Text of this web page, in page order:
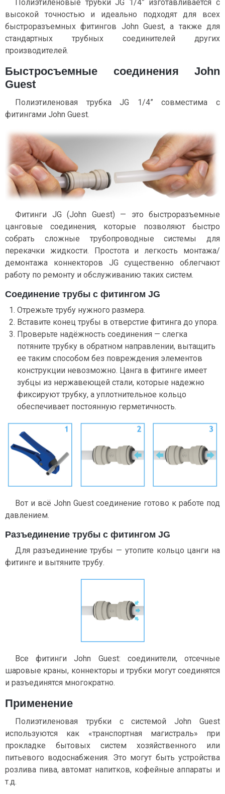
Полиэтиленовые трубки JG 1/4” изготавливается с
высокой точностью и идеально подходят для всех
быстроразъемных фитингов John Guest, а также для
стандартных трубных соединителей других
производителей.
Быстросъемные соединения John
Guest
Полиэтиленовая трубка JG 1/4” совместима с
фитингами John Guest.
Фитинги JG (John Guest) — это быстроразъемные
цанговые соединения, которые позволяют быстро
собрать сложные трубопроводные системы для
перекачки жидкости. Простота и легкость монтажа/
демонтажа коннекторов JG существенно облегчают
работу по ремонту и обслуживанию таких систем.
Соединение трубы c фитингом JG
Отрежьте трубу нужного размера.
Вставите конец трубы в отверстие фитинга до упора.
Проверьте надёжность соединения — слегка
потяните трубку в обратном направлении, вытащить
ее таким способом без повреждения элементов
конструкции невозможно. Цанга в фитинге имеет
зубцы из нержавеющей стали, которые надежно
фиксируют трубку, а уплотнительное кольцо
обеспечивает постоянную герметичность.
Вот и всё John Guest соединение готово к работе под
давлением.
Разъединение трубы c фитингом JG
Для разъединение трубы — утопите кольцо цанги на
фитинге и вытяните трубу.
Все фитинги John Guest: соединители, отсечные
шаровые краны, коннекторы и трубки могут соединятся
и разъединятся многократно.
Применение
Полиэтиленовая трубки с системой John Guest
используются как «транспортная магистраль» при
прокладке бытовых систем хозяйственного или
питьевого водоснабжения. Это могут быть устройства
розлива пива, автомат напитков, кофейные аппараты и
т.д.